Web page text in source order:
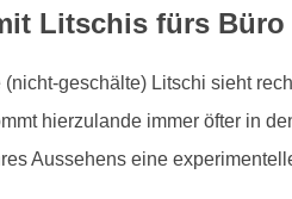
Litschis fürs Büro
(nicht-geschälte) Litschi sieht
hierzulande immer öfter in
Aussehens eine